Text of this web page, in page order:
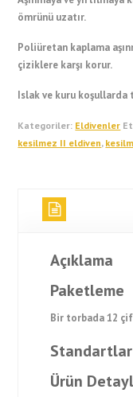
ömrünü uzatır.
Poliüretan kaplama
çiziklere karşı korur.
Islak ve kuru koşullarda
Kategoriler: Eldivenler
kesilmez II eldiven,
Açıklama
Paketleme
Bir torbada 12
Ürün